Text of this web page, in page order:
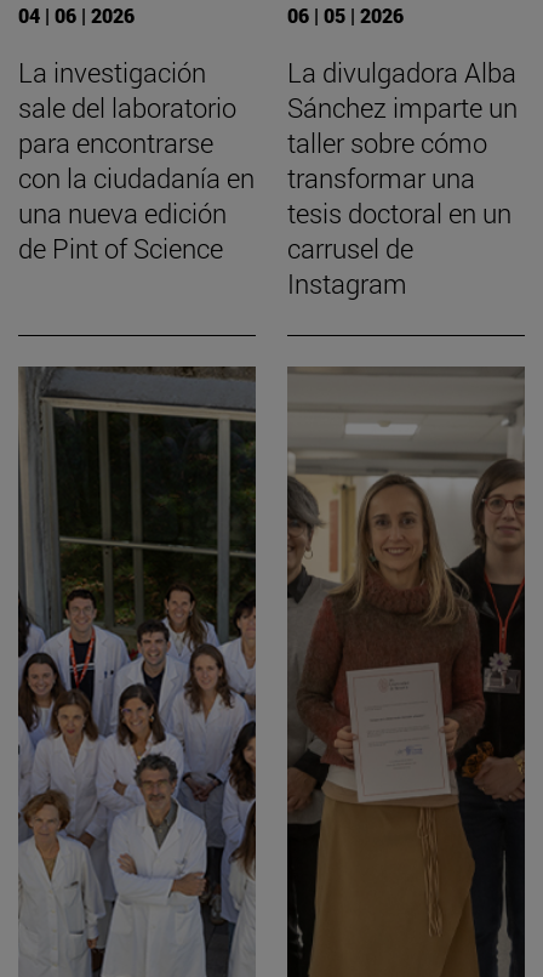
04 | 06 | 2026
La investigación
sale del laboratorio
para encontrarse
con la ciudadanía en
una nueva edición
de Pint of Science
06 | 05 | 2026
La divulgadora Alba
Sánchez imparte un
taller sobre cómo
transformar una
tesis doctoral en un
carrusel de
Instagram